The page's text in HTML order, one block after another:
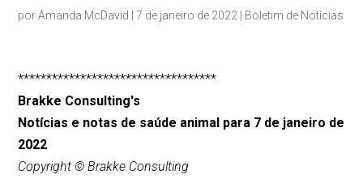
porAmanda McDavid |7 de janeiro de 2022 Boletim de Notícias
***********************************
Brakke Consulting's
Notícias e notas de saúde animal para 7 de janeiro de
2022
Copyright © Brakke Consulting